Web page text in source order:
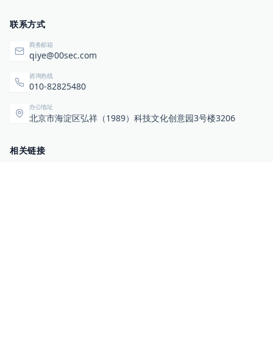
联系方式
商务邮箱
qiye@00sec.com
咨询热线
010-82825480
办公地址
北京市海淀区弘祥（1989）科技文化创意园3号楼3206
相关链接